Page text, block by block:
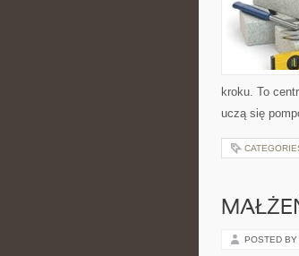
kroku. To
uczą się
POSTED BY